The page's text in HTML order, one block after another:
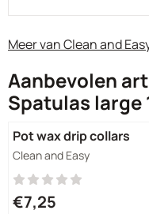
Meer van Clean and
Aanbevolen
Spatulas large
Pot wax drip collars
Merk:
Clean and Easy
Prijs: 7,25
€7,25